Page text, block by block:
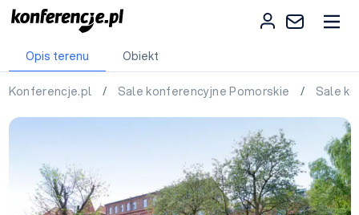
Opis terenu Obiekt
Konferencje.pl / Sale konferencyjne Pomorskie / Sale